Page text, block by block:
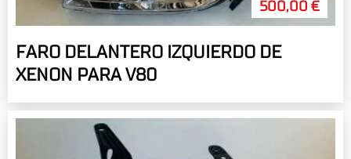
500,00 €
FARO DELANTERO IZQUIERDO DE
XENON PARA V80